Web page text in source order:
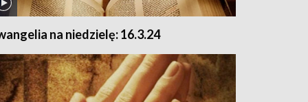
na niedzielę: 16.3.24